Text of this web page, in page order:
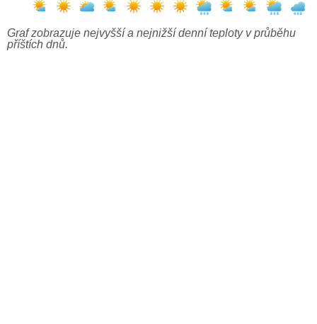
Graf zobrazuje nejvyšší a nejnižší denní teploty v průběhu
příštích dnů.